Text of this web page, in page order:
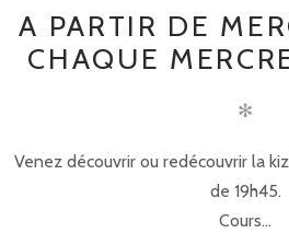
A PARTIR DE
CHAQUE
✻
Venez découvrir ou redécouvrir la
de 19h45.
Cours...